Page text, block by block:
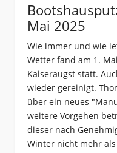
Mai 2025
Wie immer und wie
Wetter fand am 1.
Kaiseraugst statt.
wieder gereinigt.
über ein neues
weitere Vorgehen
dieser nach
Winter nicht mehr